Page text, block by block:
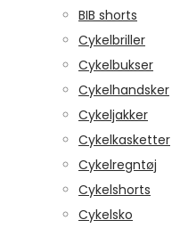
BIB shorts
Cykelbriller
Cykelbukser
Cykelhandsker
Cykeljakker
Cykelkasketter
Cykelregntøj
Cykelshorts
Cykelsko